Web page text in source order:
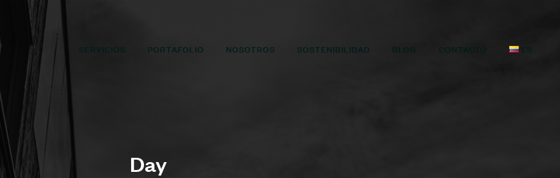
SERVICIOS PORTAFOLIO NOSOTROS SOSTENIBILIDAD BLOG CONTACTO ES
Day